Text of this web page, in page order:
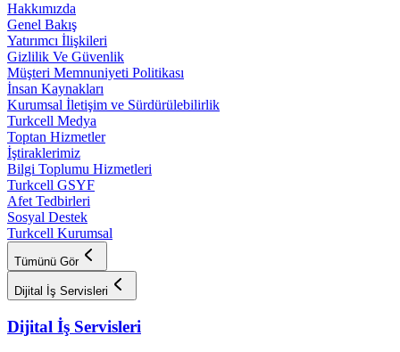
Hakkımızda
Genel Bakış
Yatırımcı İlişkileri
Gizlilik Ve Güvenlik
Müşteri Memnuniyeti Politikası
İnsan Kaynakları
Kurumsal İletişim ve Sürdürülebilirlik
Turkcell Medya
Toptan Hizmetler
İştiraklerimiz
Bilgi Toplumu Hizmetleri
Turkcell GSYF
Afet Tedbirleri
Sosyal Destek
Turkcell Kurumsal
Tümünü Gör
Dijital İş Servisleri
Dijital İş Servisleri